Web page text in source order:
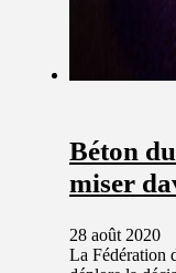
Béton
miser
28 août 2020
La Fédération